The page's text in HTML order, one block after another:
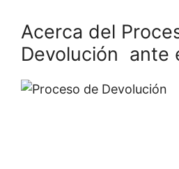
Acerca del
Devolución ante